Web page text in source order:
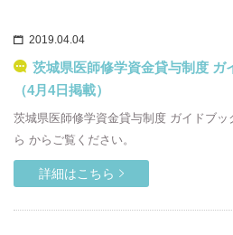
2019.04.04
茨城県医師修学資金貸与制度 ガ
（4月4日掲載）
茨城県医師修学資金貸与制度 ガイドブ
ら からご覧ください。
詳細はこちら